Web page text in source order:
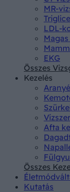
MR-
LDL-
Magas
EKG
Összes
Kezelés
Afta
Összes
Kutatás